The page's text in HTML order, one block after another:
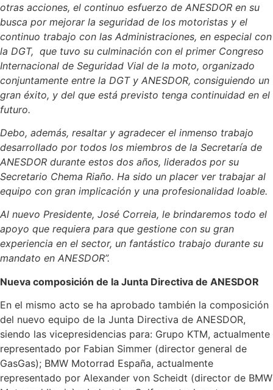
otras acciones, el continuo esfuerzo de ANESDOR en su
busca por mejorar la seguridad de los motoristas y el
continuo trabajo con las Administraciones, en especial con
la DGT, que tuvo su culminación con el primer Congreso
Internacional de Seguridad Vial de la moto, organizado
conjuntamente entre la DGT y ANESDOR, consiguiendo un
gran éxito, y del que está previsto tenga continuidad en el
futuro.
Debo, además, resaltar y agradecer el inmenso trabajo
desarrollado por todos los miembros de la Secretaría de
ANESDOR durante estos dos años, liderados por su
Secretario Chema Riaño. Ha sido un placer ver trabajar al
equipo con gran implicación y una profesionalidad loable.
Al nuevo Presidente, José Correia, le brindaremos todo el
apoyo que requiera para que gestione con su gran
experiencia en el sector, un fantástico trabajo durante su
mandato en ANESDOR”.
Nueva composición de la Junta Directiva de ANESDOR
En el mismo acto se ha aprobado también la composición
del nuevo equipo de la Junta Directiva de ANESDOR,
siendo las vicepresidencias para: Grupo KTM, actualmente
representado por Fabian Simmer (director general de
GasGas); BMW Motorrad España, actualmente
representado por Alexander von Scheidt (director de BMW